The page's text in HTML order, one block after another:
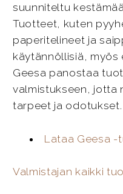
suunniteltu
Tuotteet, kuten
paperitelineet ja
käytännöllisiä, myös
Geesa panostaa
valmistukseen, jotta
tarpeet ja odotukset.
Lataa Geesa
Valmistajan kaikki